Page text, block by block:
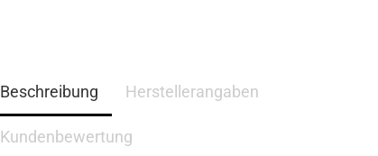
Beschreibung Herstellerangaben
Kundenbewertung